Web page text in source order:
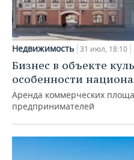
Недвижимость 31 июл, 18:10
Бизнес в объекте
особенности
Аренда коммерческих
предпринимателей